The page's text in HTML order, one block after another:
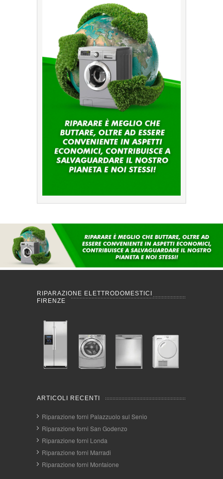
RIPARAZIONE ELETTRODOMESTICI
FIRENZE
ARTICOLI RECENTI
Riparazione forni Palazzuolo sul Senio
Riparazione forni San Godenzo
Riparazione forni Londa
Riparazione forni Marradi
Riparazione forni Montaione